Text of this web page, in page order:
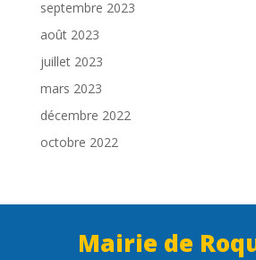
septembre 2023
août 2023
juillet 2023
mars 2023
décembre 2022
octobre 2022
Mairie de